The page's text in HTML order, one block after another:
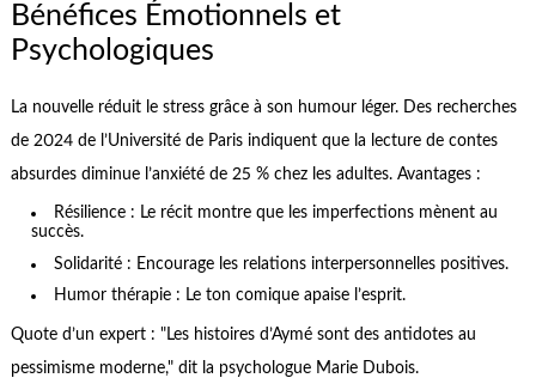
Bénéfices Émotionnels et
Psychologiques
La nouvelle réduit le stress grâce à son humour léger. Des recherches
de 2024 de l’Université de Paris indiquent que la lecture de contes
absurdes diminue l’anxiété de 25 % chez les adultes. Avantages :
Résilience : Le récit montre que les imperfections mènent au
succès.
Solidarité : Encourage les relations interpersonnelles positives.
Humor thérapie : Le ton comique apaise l’esprit.
Quote d’un expert : "Les histoires d’Aymé sont des antidotes au
pessimisme moderne," dit la psychologue Marie Dubois.